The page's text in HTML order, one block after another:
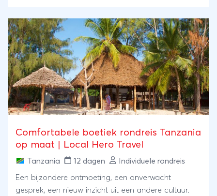
Comfortabele boetiek rondreis Tanzania
op maat | Local Hero Travel
Tanzania 12 dagen Individuele rondreis
Een bijzondere ontmoeting, een onverwacht
gesprek, een nieuw inzicht uit een andere cultuur: